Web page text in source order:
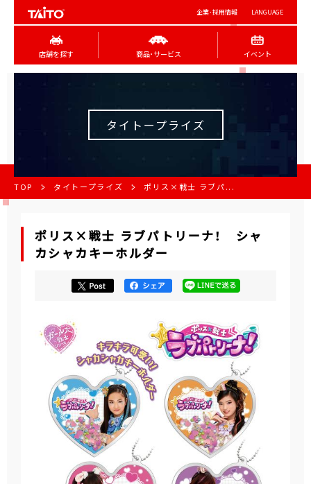
企業･採用情報 LANGUAGE
店舗を探す 商品･サービス イベント
タイトープライズ
TOP タイトープライズ ポリス×戦士 ラブパ...
ポリス×戦士 ラブパトリーナ！ シャ
カシャカキーホルダー